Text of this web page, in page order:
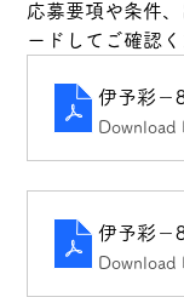
応募要項や条件
ードしてご確認く
伊予彩－
Download
伊予彩－
Download